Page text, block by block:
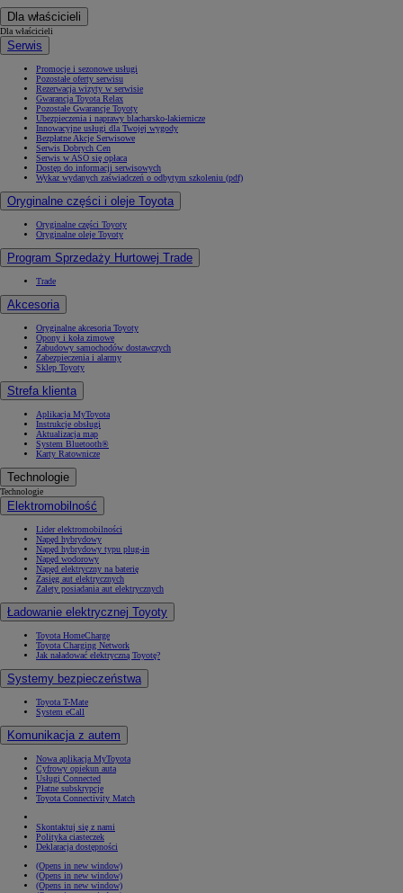
Dla właścicieli
Dla właścicieli
Serwis
Promocje i sezonowe usługi
Pozostałe oferty serwisu
Rezerwacja wizyty w serwisie
Gwarancja Toyota Relax
Pozostałe Gwarancje Toyoty
Ubezpieczenia i naprawy blacharsko-lakiernicze
Innowacyjne usługi dla Twojej wygody
Bezpłatne Akcje Serwisowe
Serwis Dobrych Cen
Serwis w ASO się opłaca
Dostęp do informacji serwisowych
Wykaz wydanych zaświadczeń o odbytym szkoleniu (pdf)
Oryginalne części i oleje Toyota
Oryginalne części Toyoty
Oryginalne oleje Toyoty
Program Sprzedaży Hurtowej Trade
Trade
Akcesoria
Oryginalne akcesoria Toyoty
Opony i koła zimowe
Zabudowy samochodów dostawczych
Zabezpieczenia i alarmy
Sklep Toyoty
Strefa klienta
Aplikacja MyToyota
Instrukcje obsługi
Aktualizacja map
System Bluetooth®
Karty Ratownicze
Technologie
Technologie
Elektromobilność
Lider elektromobilności
Napęd hybrydowy
Napęd hybrydowy typu plug-in
Napęd wodorowy
Napęd elektryczny na baterię
Zasięg aut elektrycznych
Zalety posiadania aut elektrycznych
Ładowanie elektrycznej Toyoty
Toyota HomeCharge
Toyota Charging Network
Jak naładować elektryczną Toyotę?
Systemy bezpieczeństwa
Toyota T-Mate
System eCall
Komunikacja z autem
Nowa aplikacja MyToyota
Cyfrowy opiekun auta
Usługi Connected
Płatne subskrypcje
Toyota Connectivity Match
Skontaktuj się z nami
Polityka ciasteczek
Deklaracja dostępności
(Opens in new window)
(Opens in new window)
(Opens in new window)